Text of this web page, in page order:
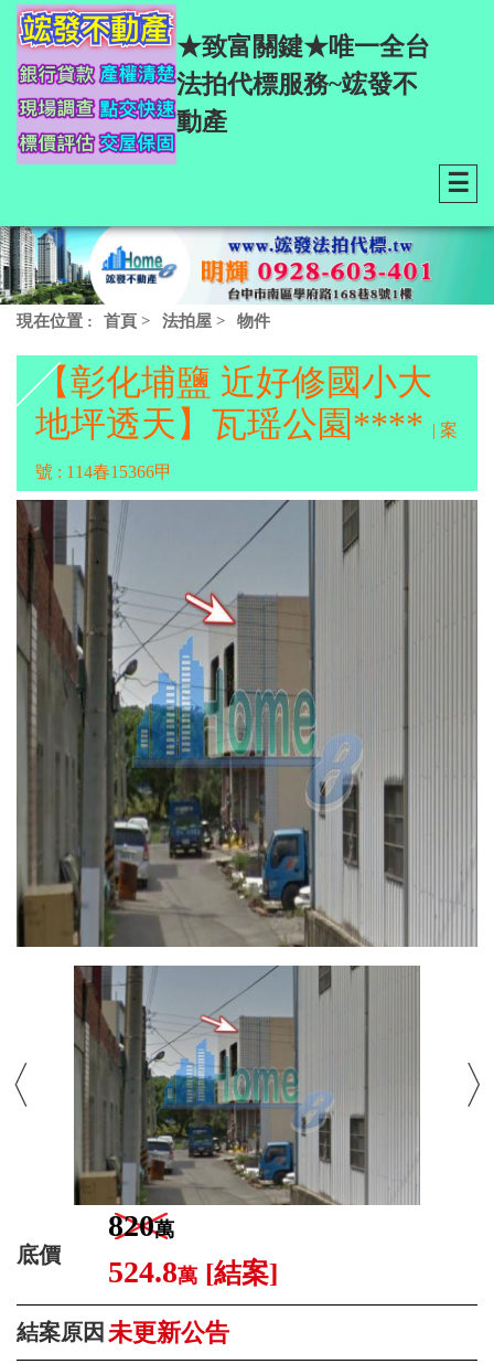
★致富關鍵★唯一全台
法拍代標服務~竤發不
動產
☰
現在位置 : 首頁 > 法拍屋 > 物件
【彰化埔鹽 近好修國小大
地坪透天】瓦瑶公園**** | 案
號 : 114春15366甲
底價
820萬
524.8萬 [結案]
結案原因 未更新公告